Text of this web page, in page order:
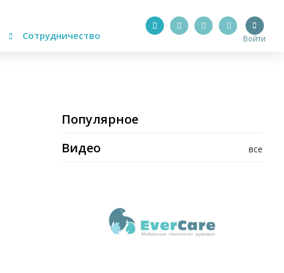
Сотрудничество Войти
Популярное
все
Видео